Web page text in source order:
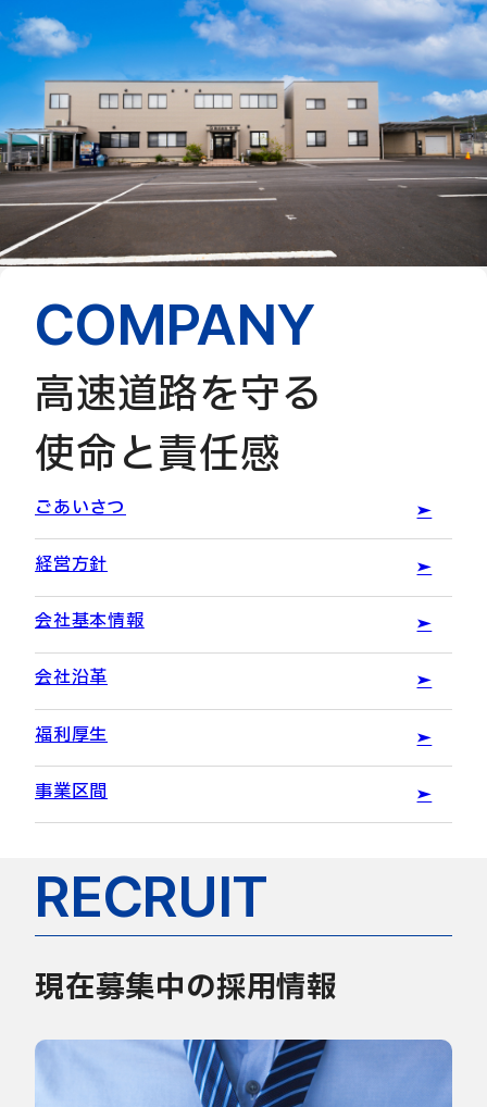
COMPANY
高速道路を守る
使命と責任感
ごあいさつ
経営方針
会社基本情報
会社沿革
福利厚生
事業区間
RECRUIT
現在募集中の採用情報